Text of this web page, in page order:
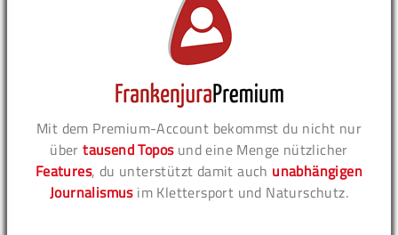
Mit dem Premium-Account bekommst du nicht nur
übertausend Toposund eine Menge nützlicher
Features, du unterstützt damit auch unabhängigen
Journalismusim Klettersport und Naturschutz.